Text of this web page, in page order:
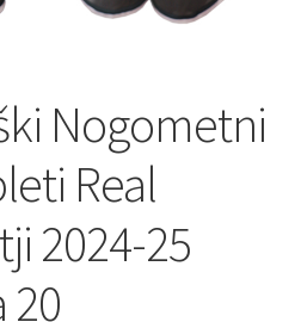
Nogometni
Real
2024-25
20